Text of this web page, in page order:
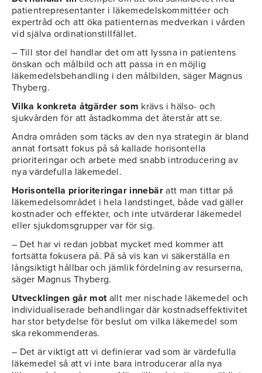
patientrepresentanter i läkemedelskommittéer och
expertråd och att öka patienternas medverkan i vården
vid själva ordinationstillfället.
– Till stor del handlar det om att lyssna in patientens
önskan och målbild och att passa in en möjlig
läkemedelsbehandling i den målbilden, säger Magnus
Thyberg.
Vilka konkreta åtgärder som krävs i hälso- och
sjukvården för att åstadkomma det återstår att se.
Andra områden som täcks av den nya strategin är bland
annat fortsatt fokus på så kallade horisontella
prioriteringar och arbete med snabb introducering av
nya värdefulla läkemedel.
Horisontella prioriteringar innebäratt man tittar på
läkemedelsområdet i hela landstinget, både vad gäller
kostnader och effekter, och inte utvärderar läkemedel
eller sjukdomsgrupper var för sig.
– Det har vi redan jobbat mycket med kommer att
fortsätta fokusera på. På så vis kan vi säkerställa en
långsiktigt hållbar och jämlik fördelning av resurserna,
säger Magnus Thyberg.
Utvecklingen går motallt mer nischade läkemedel och
individualiserade behandlingar där kostnadseffektivitet
har stor betydelse för beslut om vilka läkemedel som
ska rekommenderas.
– Det är viktigt att vi definierar vad som är värdefulla
läkemedel så att vi inte bara introducerar alla nya